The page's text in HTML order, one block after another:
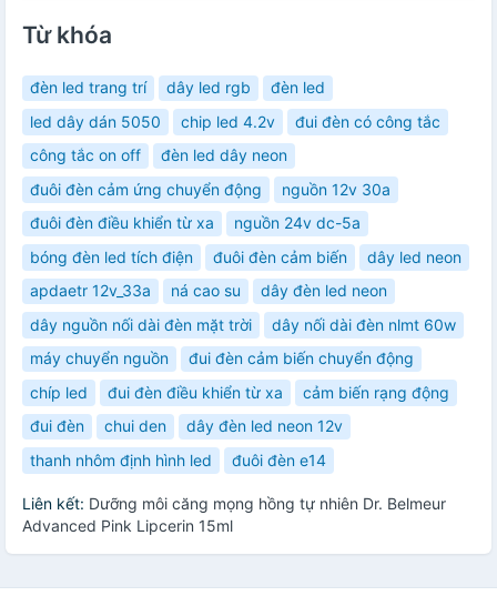
Từ khóa
đèn led trang trí dây led rgb
đèn led
led dây dán 5050
chip led 4.2v
đui đèn có công tắc
công tắc on off
đèn led dây neon
đuôi đèn cảm ứng chuyển động
nguồn 12v 30a
đuôi đèn điều khiển từ xa
nguồn 24v dc-5a
bóng đèn led tích điện
đuôi đèn cảm biến
dây led neon
apdaetr 12v_33a
ná cao su
dây đèn led neon
dây nguồn nối dài đèn mặt trời
dây nối dài đèn nlmt 60w
máy chuyển nguồn
đui đèn cảm biến chuyển động
chíp led
đui đèn điều khiển từ xa
cảm biến rạng động
đui đèn
chui den
dây đèn led neon 12v
thanh nhôm định hình led
đuôi đèn e14
Liên kết: Dưỡng môi căng mọng hồng tự nhiên Dr. Belmeur
Advanced Pink Lipcerin 15ml